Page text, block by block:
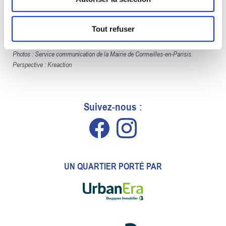
Tout refuser
Photos : Service communication de la Mairie de Cormeilles-en-Parisis.
Perspective : Kreaction
UN QUARTIER PORTÉ PAR
Suivez-nous :